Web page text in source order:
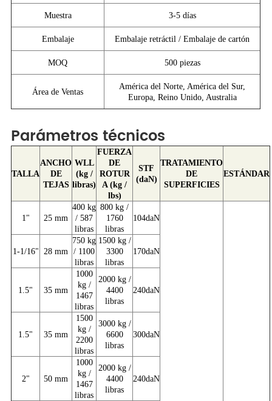
Muestra 3-5 días
Embalaje Embalaje retráctil / Embalaje de cartón
MOQ 500 piezas
Área de Ventas
América del Norte, América del Sur,
Europa, Reino Unido, Australia
Parámetros técnicos
TALLA
ANCHO
DE
TEJAS
WLL
(kg /
libras)
FUERZA
DE
ROTUR
A (kg /
lbs)
STF
(daN)
TRATAMIENTO
DE
SUPERFICIES
ESTÁNDAR
1" 25 mm
400 kg
/ 587
libras
800 kg /
1760
libras
104daN
1-1/16" 28 mm
750 kg
/ 1100
libras
1500 kg /
3300
libras
170daN
1.5" 35 mm
1000
kg /
1467
libras
2000 kg /
4400
libras
240daN
1.5" 35 mm
1500
kg /
2200
libras
3000 kg /
6600
libras
300daN
2" 50 mm
1000
kg /
1467
libras
2000 kg /
4400
libras
240daN